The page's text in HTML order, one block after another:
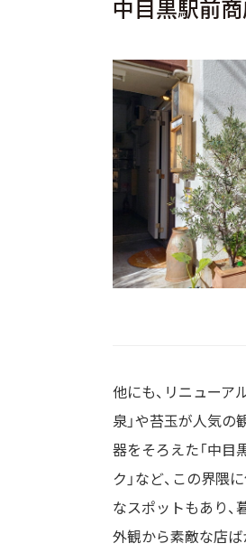
中目黒駅前
他にも、リニューア
泉」や苔玉が人気の
器をそろえた「中目
ク」など、この界隈
なスポットもあり、
外観から素敵な店ば